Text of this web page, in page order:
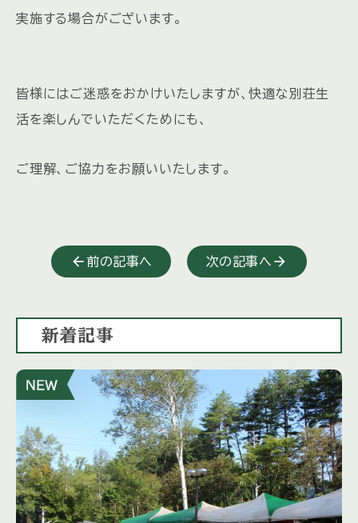
実施する場合がございます。
皆様にはご迷惑をおかけいたしますが、快適な別荘生
活を楽しんでいただくためにも、
ご理解、ご協力をお願いいたします。
前の記事へ 次の記事へ
新着記事